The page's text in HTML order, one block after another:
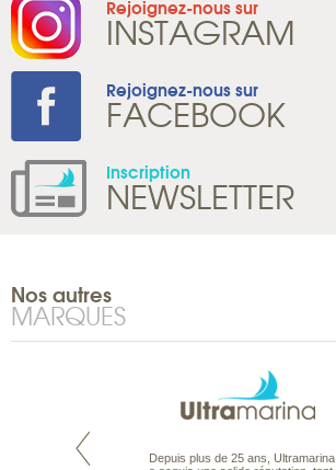
Rejoignez-nous sur
INSTAGRAM
Rejoignez-nous sur
FACEBOOK
Inscription
NEWSLETTER
Nos autres
MARQUES
propose tous
Depuis plus de 25 ans, Ultramarina